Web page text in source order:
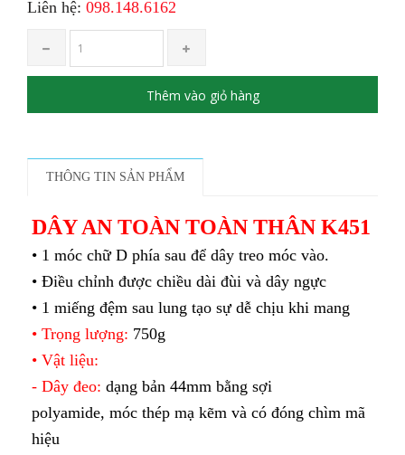
Liên hệ: 098.148.6162
Thêm vào giỏ hàng
THÔNG TIN SẢN PHẨM
DÂY AN TOÀN TOÀN THÂN K451
• 1 móc chữ D phía sau để dây treo móc vào.
• Điều chỉnh được chiều dài đùi và dây ngực
• 1 miếng đệm sau lung tạo sự dễ chịu khi mang
• Trọng lượng: 750g
• Vật liệu:
- Dây đeo: dạng bản 44mm bằng sợi
polyamide, móc thép mạ kẽm và có đóng chìm mã
hiệu